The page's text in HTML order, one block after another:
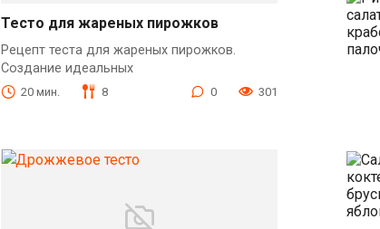
Тесто для жареных пирожков
Рецепт теста для жареных пирожков.
Создание идеальных
20 мин. 8 0 301